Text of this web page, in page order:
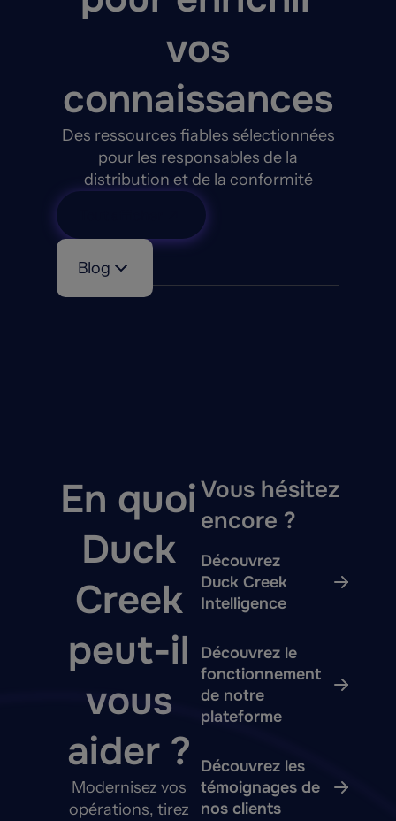
vos
connaissances
Des ressources fiables sélectionnées
pour les responsables de la
distribution et de la conformité
Blog
En quoi
Duck
Creek
peut-il
vous
aider ?
Modernisez vos
opérations, tirez
Vous hésitez
encore ?
Découvrez
Duck Creek
Intelligence
Découvrez le
fonctionnement
de notre
plateforme
Découvrez les
témoignages de
nos clients